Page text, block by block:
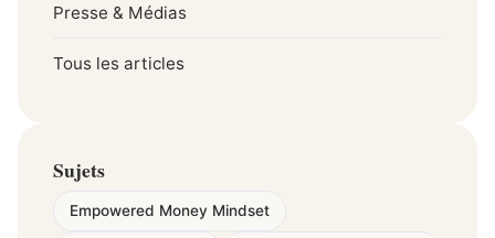
Presse & Médias
Tous les articles
Sujets
Empowered Money Mindset